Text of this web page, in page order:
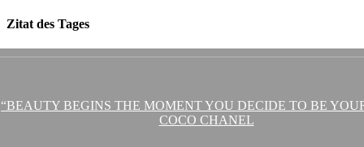
Zitat des Tages
“BEAUTY BEGINS THE MOMENT YOU DECIDE TO BE
COCO CHANEL